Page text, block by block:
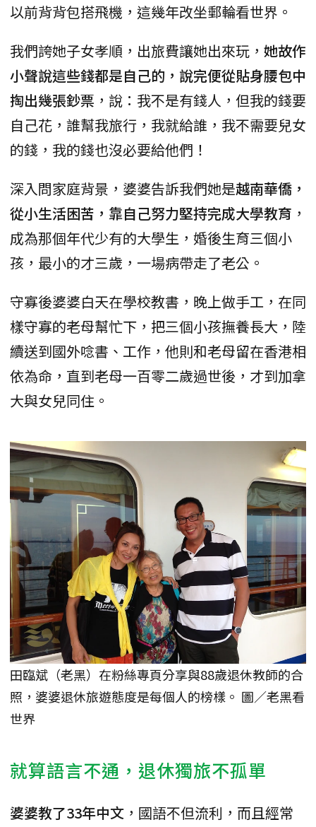
以前背背包搭飛機，這幾年改坐郵輪看世界。
我們誇她子女孝順，出旅費讓她出來玩， 她故作
小聲說這些錢都是自己的，說完便從貼身腰包中
掏出幾張鈔票 ，說：我不是有錢人，但我的錢要
自己花，誰幫我旅行，我就給誰，我不需要兒女
的錢，我的錢也沒必要給他們！
深入問家庭背景，婆婆告訴我們她是越南華僑，
從小生活困苦，靠自己努力堅持完成大學教育 ，
成為那個年代少有的大學生，婚後生育三個小
孩，最小的才三歲，一場病帶走了老公。
守寡後婆婆白天在學校教書，晚上做手工，在同
樣守寡的老母幫忙下，把三個小孩撫養長大，陸
續送到國外唸書、工作，他則和老母留在香港相
依為命，直到老母一百零二歲過世後，才到加拿
大與女兒同住。
田臨斌（老黑）在粉絲專頁分享與88歲退休教師的合
照，婆婆退休旅遊態度是每個人的榜樣。 圖／老黑看
世界
就算語言不通，退休獨旅不孤單
婆婆教了33年中文 ，國語不但流利，而且經常